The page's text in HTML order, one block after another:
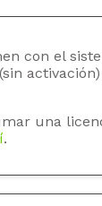
con el
una
.